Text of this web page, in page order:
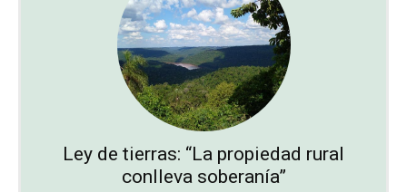
Ley de tierras: “La propiedad rural
conlleva soberanía”